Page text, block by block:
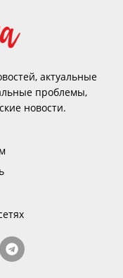
актуальные
проблемы,
новости.